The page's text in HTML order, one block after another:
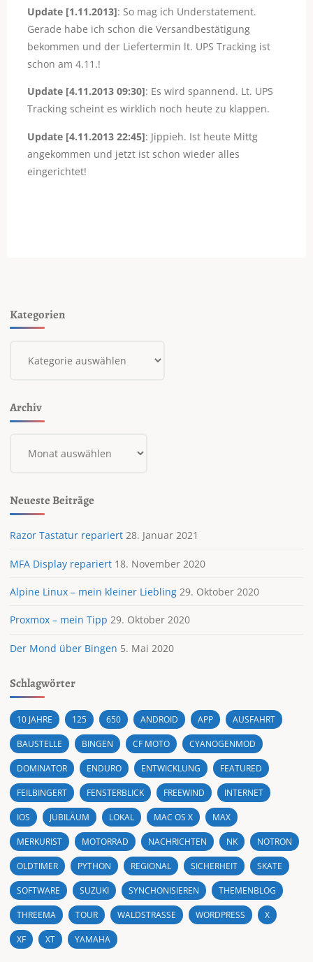
Update [1.11.2013]: So mag ich Understatement.
Gerade habe ich schon die Versandbestätigung
bekommen und der Liefertermin lt. UPS Tracking ist
schon am 4.11.!
Update [4.11.2013 09:30]: Es wird spannend. Lt. UPS
Tracking scheint es wirklich noch heute zu klappen.
Update [4.11.2013 22:45]: Jippieh. Ist heute Mittg
angekommen und jetzt ist schon wieder alles
eingerichtet!
Kategorien
Archiv
Neueste Beiträge
Razor Tastatur repariert 28. Januar 2021
MFA Display repariert 18. November 2020
Alpine Linux – mein kleiner Liebling 29. Oktober 2020
Proxmox – mein Tipp 29. Oktober 2020
Der Mond über Bingen 5. Mai 2020
Schlagwörter
10 JAHRE 125 650 ANDROID APP AUSFAHRT
BAUSTELLE BINGEN CF MOTO CYANOGENMOD
DOMINATOR ENDURO ENTWICKLUNG FEATURED
FEILBINGERT FENSTERBLICK FREEWIND INTERNET
IOS JUBILÄUM LOKAL MAC OS X MAX
MERKURIST MOTORRAD NACHRICHTEN NK NOTRON
OLDTIMER PYTHON REGIONAL SICHERHEIT SKATE
SOFTWARE SUZUKI SYNCHONISIEREN THEMENBLOG
THREEMA TOUR WALDSTRASSE WORDPRESS X
XF XT YAMAHA